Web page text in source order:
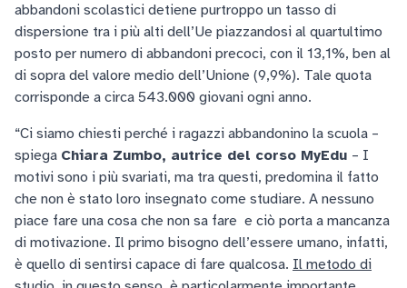
abbandoni scolastici detiene purtroppo un tasso di
dispersione tra i più alti dell’Ue piazzandosi al quartultimo
posto per numero di abbandoni precoci, con il 13,1%, ben al
di sopra del valore medio dell’Unione (9,9%). Tale quota
corrisponde a circa 543.000 giovani ogni anno.
“Ci siamo chiesti perché i ragazzi abbandonino la scuola –
spiega Chiara Zumbo, autrice del corso MyEdu – I
motivi sono i più svariati, ma tra questi, predomina il fatto
che non è stato loro insegnato come studiare. A nessuno
piace fare una cosa che non sa fare e ciò porta a mancanza
di motivazione. Il primo bisogno dell’essere umano, infatti,
è quello di sentirsi capace di fare qualcosa. Il metodo di